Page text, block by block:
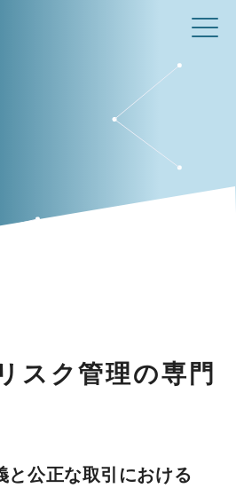
スク管理の専門
と公正な取引における